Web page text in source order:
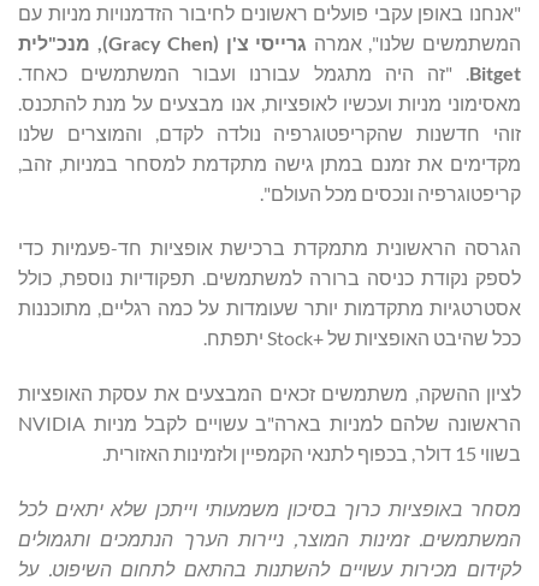
"אנחנו באופן עקבי פועלים ראשונים לחיבור הזדמנויות מניות עם
המשתמשים שלנו", אמרה גרייסי צ'ן (Gracy Chen), מנכ"לית
Bitget . "זה היה מתגמל עבורנו ועבור המשתמשים כאחד.
מאסימוני מניות ועכשיו לאופציות, אנו מבצעים על מנת להתכנס.
זוהי חדשנות שהקריפטוגרפיה נולדה לקדם, והמוצרים שלנו
מקדימים את זמנם במתן גישה מתקדמת למסחר במניות, זהב,
קריפטוגרפיה ונכסים מכל העולם".
הגרסה הראשונית מתמקדת ברכישת אופציות חד-פעמיות כדי
לספק נקודת כניסה ברורה למשתמשים. תפקודיות נוספת, כולל
אסטרטגיות מתקדמות יותר שעומדות על כמה רגליים, מתוכננות
ככל שהיבט האופציות של +Stock יתפתח.
לציון ההשקה, משתמשים זכאים המבצעים את עסקת האופציות
הראשונה שלהם למניות בארה"ב עשויים לקבל מניות NVIDIA
בשווי 15 דולר, בכפוף לתנאי הקמפיין ולזמינות האזורית.
מסחר באופציות כרוך בסיכון משמעותי וייתכן שלא יתאים לכל
המשתמשים. זמינות המוצר, ניירות הערך הנתמכים ותגמולים
לקידום מכירות עשויים להשתנות בהתאם לתחום השיפוט. על